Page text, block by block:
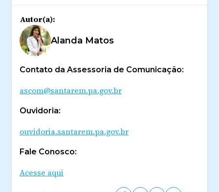
Autor(a):
Alanda Matos
Contato da Assessoria de Comunicação:
ascom@santarem.pa.gov.br
Ouvidoria:
ouvidoria.santarem.pa.gov.br
Fale Conosco:
Acesse aqui